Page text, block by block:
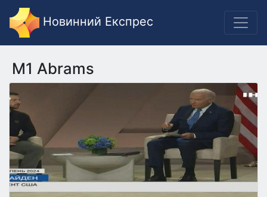
Новинний Експрес
M1 Abrams